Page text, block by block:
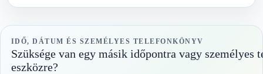
IDŐ, DÁTUM ÉS SZEMÉLYES TELEFONKÖNYV
Szüksége van egy másik időpontra vagy személyes
eszközre?